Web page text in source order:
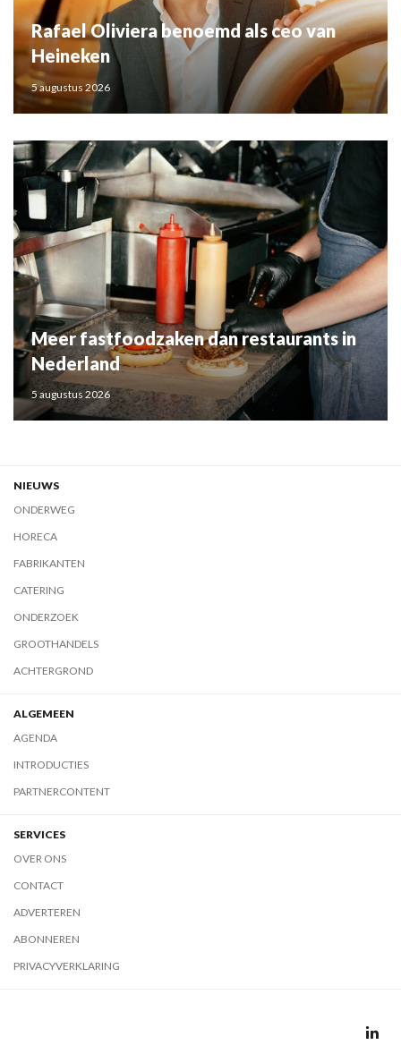
Rafael Oliviera benoemd als ceo van
Heineken
5 augustus 2026
Meer fastfoodzaken dan restaurants in
Nederland
5 augustus 2026
NIEUWS
ONDERWEG
HORECA
FABRIKANTEN
CATERING
ONDERZOEK
GROOTHANDELS
ACHTERGROND
ALGEMEEN
AGENDA
INTRODUCTIES
PARTNERCONTENT
SERVICES
OVER ONS
CONTACT
ADVERTEREN
ABONNEREN
PRIVACYVERKLARING